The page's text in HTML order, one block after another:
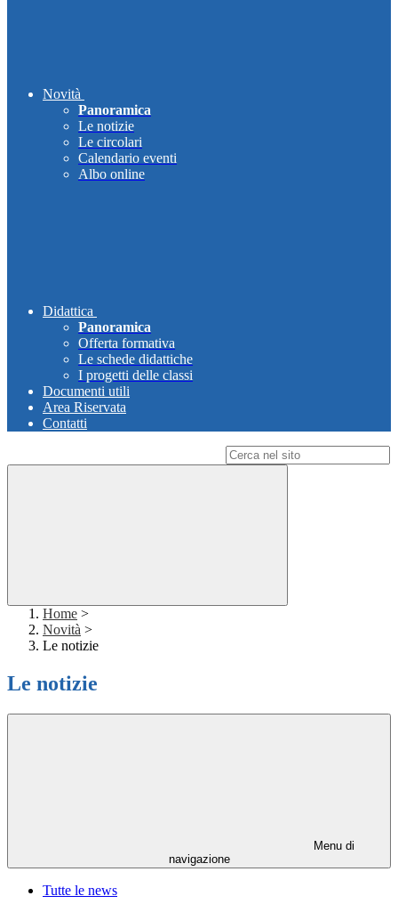
Novità
Panoramica
Le notizie
Le circolari
Calendario eventi
Albo online
Didattica
Panoramica
Offerta formativa
Le schede didattiche
I progetti delle classi
Documenti utili
Area Riservata
Contatti
Home >
Novità >
Le notizie
Le notizie
Menu di
navigazione
Tutte le news